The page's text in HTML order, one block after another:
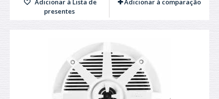
Adicionar à Lista de
presentes
Adicionar à comparação